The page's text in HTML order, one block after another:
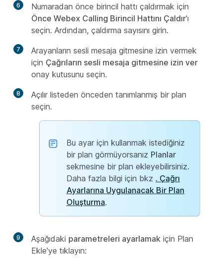
6
Numaradan önce birincil hattı çaldırmak için
Önce Webex Calling Birincil Hattını Çaldır'ı
seçin. Ardından, çaldırma sayısını girin.
7
Arayanların sesli mesaja gitmesine izin vermek
için Çağrıların sesli mesaja gitmesine izin ver
onay kutusunu seçin.
8
Açılır listeden önceden tanımlanmış bir plan
seçin.
Bu ayar için kullanmak istediğiniz
bir plan görmüyorsanız Planlar
sekmesine bir plan ekleyebilirsiniz.
Daha fazla bilgi için bkz . Çağrı
Ayarlarına Uygulanacak Bir Plan
Oluşturma.
9 Aşağıdaki parametreleri ayarlamak için Plan
Ekle'ye tıklayın: